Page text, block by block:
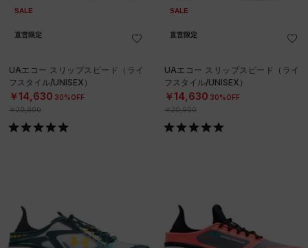
SALE
直営限定
UAエコー スリップスピード（ライ
フスタイル/UNISEX）
￥14,630 30%OFF
￥20,900
SALE
直営限定
UAエコー スリップスピード（ライ
フスタイル/UNISEX）
￥14,630 30%OFF
￥20,900